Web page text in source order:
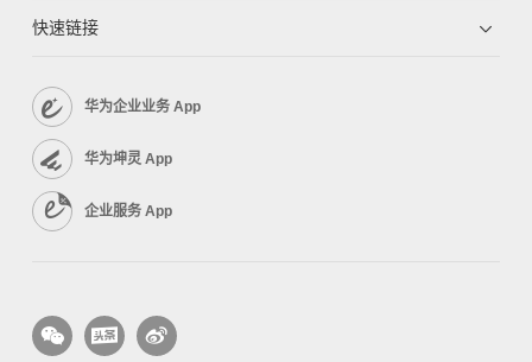
快速链接
华为企业业务 App
华为坤灵 App
企业服务 App